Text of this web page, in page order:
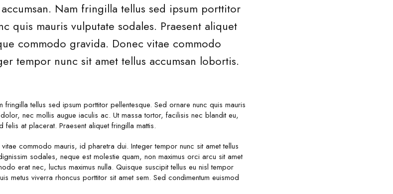
Nam fringilla tellus sed ipsum porttitor
quis mauris vulputate sodales. Praesent aliquet
commodo gravida. Donec vitae commodo
tempor nunc sit amet tellus accumsan lobortis.
fringilla tellus sed ipsum porttitor pellentesque. Sed ornare nunc quis mauris
nec mollis augue iaculis ac. Ut massa tortor, facilisis nec blandit eu,
at placerat. Praesent aliquet fringilla mattis.
commodo mauris, id pharetra dui. Integer tempor nunc sit amet tellus
sodales, neque est molestie quam, non maximus orci arcu sit amet
erat nec, luctus maximus nulla. Quisque suscipit tellus eu nisl tempor
metus viverra rhoncus porttitor sit amet sem. Sed condimentum euismod